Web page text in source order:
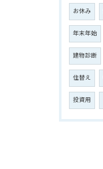
お休み
年末年始
建物診断
住替え
投資用